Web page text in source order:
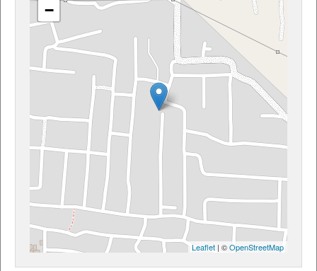
−
Leaflet | ©OpenStreetMap